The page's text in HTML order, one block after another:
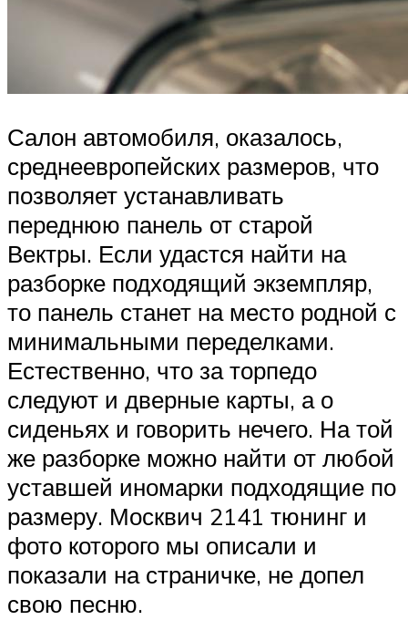
Салон автомобиля, оказалось,
среднеевропейских размеров, что
позволяет устанавливать
переднюю панель от старой
Вектры. Если удастся найти на
разборке подходящий экземпляр,
то панель станет на место родной с
минимальными переделками.
Естественно, что за торпедо
следуют и дверные карты, а о
сиденьях и говорить нечего. На той
же разборке можно найти от любой
уставшей иномарки подходящие по
размеру. Москвич 2141 тюнинг и
фото которого мы описали и
показали на страничке, не допел
свою песню.